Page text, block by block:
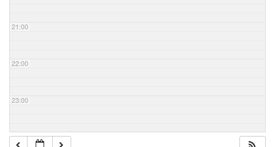
21:00
22:00
23:00